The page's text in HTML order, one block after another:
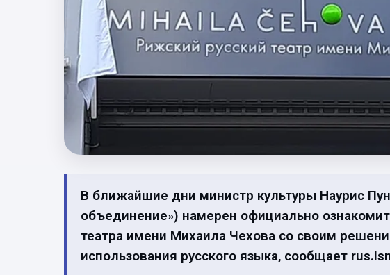
В ближайшие дни министр культуры Наурис
объединение») намерен официально
театра имени Михаила Чехова со своим
использования русского языка, сообщает